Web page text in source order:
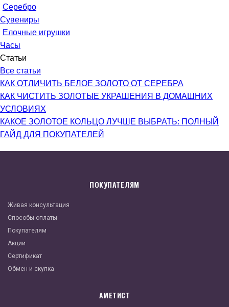
Серебро
Сувениры
Елочные игрушки
Часы
Статьи
Все статьи
КАК ОТЛИЧИТЬ БЕЛОЕ ЗОЛОТО ОТ СЕРЕБРА
КАК ЧИСТИТЬ ЗОЛОТЫЕ УКРАШЕНИЯ В ДОМАШНИХ
УСЛОВИЯХ
КАКОЕ ЗОЛОТОЕ КОЛЬЦО ЛУЧШЕ ВЫБРАТЬ: ПОЛНЫЙ
ГАЙД ДЛЯ ПОКУПАТЕЛЕЙ
ПОКУПАТЕЛЯМ
Живая консультация
Способы оплаты
Покупателям
Акции
Сертификат
Обмен и скупка
АМЕТИСТ